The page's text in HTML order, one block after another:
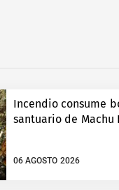
Incendio consume
santuario de Machu
06 AGOSTO 2026